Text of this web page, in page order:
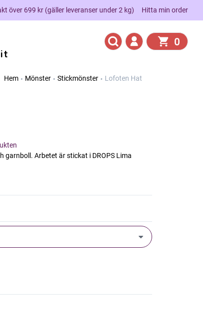
över 699 kr (gäller leveranser under 2 kg) Hitta min order
0
Hem Mönster Stickmönster Lofoten Hat
Arbetet är stickat i DROPS Lima